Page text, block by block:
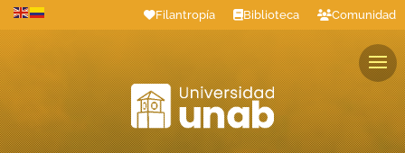
Filantropía Biblioteca Comunidad
Estudiantes Profesores Colaboradores Graduados